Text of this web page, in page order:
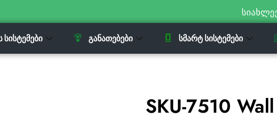
ᲡᲘᲡᲢᲔᲛᲔᲑᲘ ᲒᲐᲜᲐᲗᲔᲑᲔᲑᲘ ᲡᲛᲐᲠᲢ ᲡᲘᲡᲢᲔᲛᲔᲑᲘ
SKU-7510